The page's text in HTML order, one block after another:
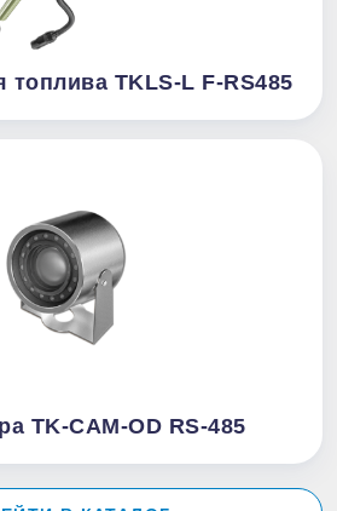
топлива TKLS-L F-RS485
TK-CAM-OD RS-485